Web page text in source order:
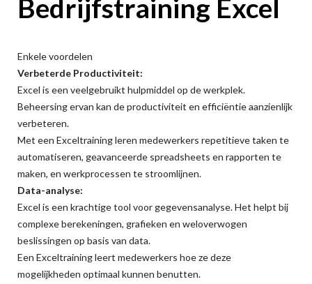
Bedrijfstraining Excel
Enkele voordelen
Verbeterde Productiviteit:
Excel is een veelgebruikt hulpmiddel op de werkplek.
Beheersing ervan kan de productiviteit en efficiëntie aanzienlijk
verbeteren.
Met een Exceltraining leren medewerkers repetitieve taken te
automatiseren, geavanceerde spreadsheets en rapporten te
maken, en werkprocessen te stroomlijnen.
Data-analyse:
Excel is een krachtige tool voor gegevensanalyse. Het helpt bij
complexe berekeningen, grafieken en weloverwogen
beslissingen op basis van data.
Een Exceltraining leert medewerkers hoe ze deze
mogelijkheden optimaal kunnen benutten.